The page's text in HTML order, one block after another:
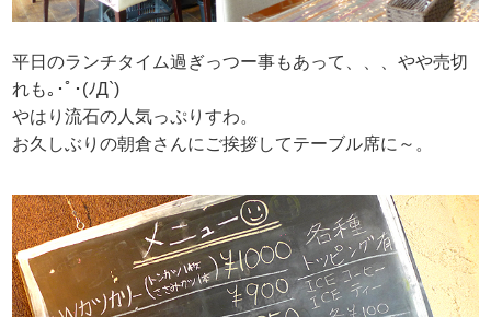
平日のランチタイム過ぎっつー事もあって、、、やや売切
れも｡･ﾟ･(ﾉД`)
やはり流石の人気っぷりすわ。
お久しぶりの朝倉さんにご挨拶してテーブル席に～。